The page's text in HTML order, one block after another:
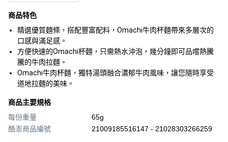
商品特色
精選優質麵條，搭配豐富配料，Omachi牛肉杯麵帶來多層次的
口感與滿足感。
方便快速的Omachi杯麵，只需熱水沖泡，幾分鐘即可品嚐熱騰
騰的牛肉拉麵。
Omachi牛肉杯麵，獨特湯頭融合濃郁牛肉風味，讓您隨時享受
道地拉麵的美味。
商品主要規格
每份重量
65g
酷澎商品編號
21009185516147 - 21028303266259